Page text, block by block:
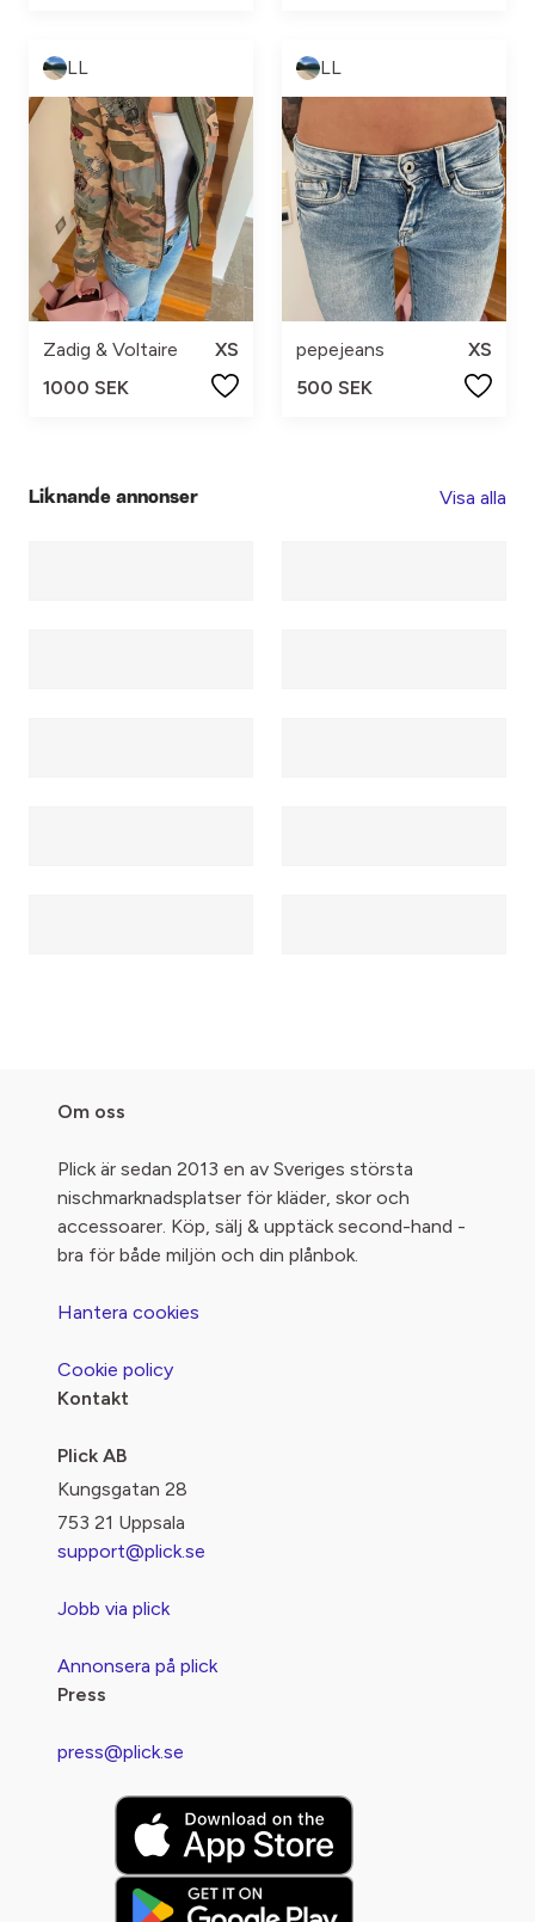
LL
Zadig & Voltaire
XS
1000 SEK
LL
pepejeans
XS
500 SEK
Liknande annonser Visa alla
Om oss
Plick är sedan 2013 en av Sveriges största
nischmarknadsplatser för kläder, skor och
accessoarer. Köp, sälj & upptäck second-hand -
bra för både miljön och din plånbok.
Hantera cookies
Cookie policy
Kontakt
Plick AB
Kungsgatan 28
753 21 Uppsala
support@plick.se
Jobb via plick
Annonsera på plick
Press
press@plick.se